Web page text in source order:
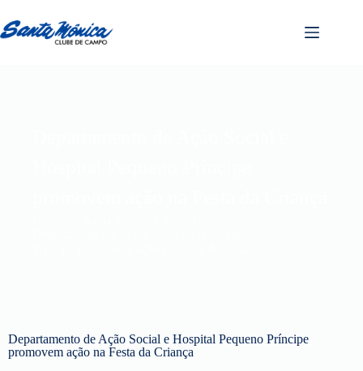
Departamento de Ação Social e Hospital Pequeno Príncipe
promovem ação na Festa da Criança